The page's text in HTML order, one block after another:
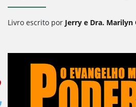
Livro escrito por Jerry e Dra. Marilyn